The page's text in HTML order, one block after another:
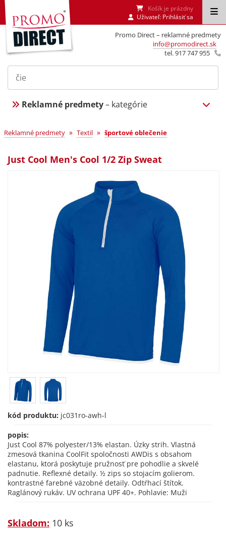
Promo Direct – reklamné predmety
info@promodirect.sk
tel. 917 747 955
Košík je prázdny
Uživateľ: Prihlásiť sa
Reklamné predmety– kategórie
Reklamné predmety » Textil » športové oblečenie
Just Cool Men's Cool 1/2 Zip Sweat
kód produktu: jc031ro-awh-l
popis:
Just Cool 87% polyester/13% elastan. Úzky strih. Vlastná
zmesová tkanina CoolFit spoločnosti AWDis s obsahom
elastanu, ktorá poskytuje pružnosť pre pohodlie a skvelé
padnutie. Reflexné detaily. ½ zips so stojacím golierom.
kontrastné farebné väzobné detaily. Odtŕhací štítok.
Raglánový rukáv. UV ochrana UPF 40+. Pohlavie: Muži
Skladom: 10 ks